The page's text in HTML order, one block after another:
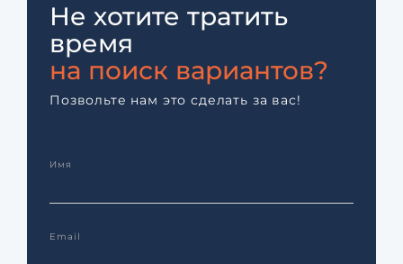
Не хотите тратить
время
на поиск вариантов?
Позвольте нам это сделать за вас!